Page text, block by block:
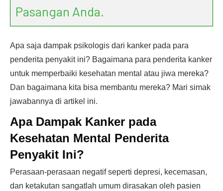
Pasangan Anda.
Apa saja dampak psikologis dari kanker pada para
penderita penyakit ini? Bagaimana para penderita kanker
untuk memperbaiki kesehatan mental atau jiwa mereka?
Dan bagaimana kita bisa membantu mereka? Mari simak
jawabannya di artikel ini.
Apa Dampak Kanker pada
Kesehatan Mental Penderita
Penyakit Ini?
Perasaan-perasaan negatif seperti depresi, kecemasan,
dan ketakutan sangatlah umum dirasakan oleh pasien